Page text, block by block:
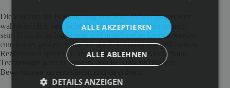
Die Zukunft der Bekämpfung von Fake-Bewertungen wird
wahrscheinlich von technologischen Fortschritten geprägt
sein. Künstliche Intelligenz und maschinelles Lernen werden
eine immer größere Rolle bei der Erkennung von gefälschten
Rezensionen spielen. Gleichzeitig könnte die Blockchain-
Technologie genutzt werden, um die Authentizität von
Bewertungen zu verifizieren und zu sichern.
ALLE AKZEPTIEREN
ALLE ABLEHNEN
DETAILS ANZEIGEN